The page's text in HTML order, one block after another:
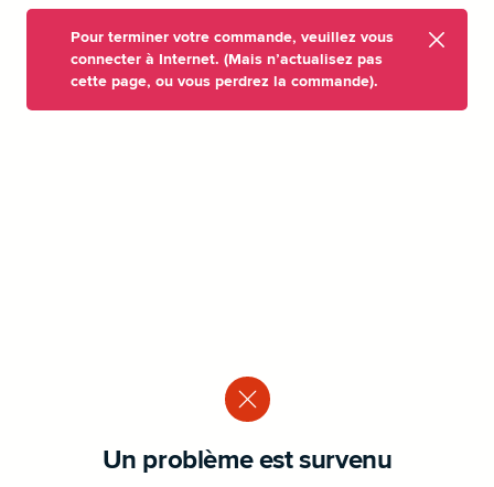
Pour terminer votre commande, veuillez vous
connecter à Internet. (Mais n’actualisez pas
cette page, ou vous perdrez la commande).
Un problème est survenu